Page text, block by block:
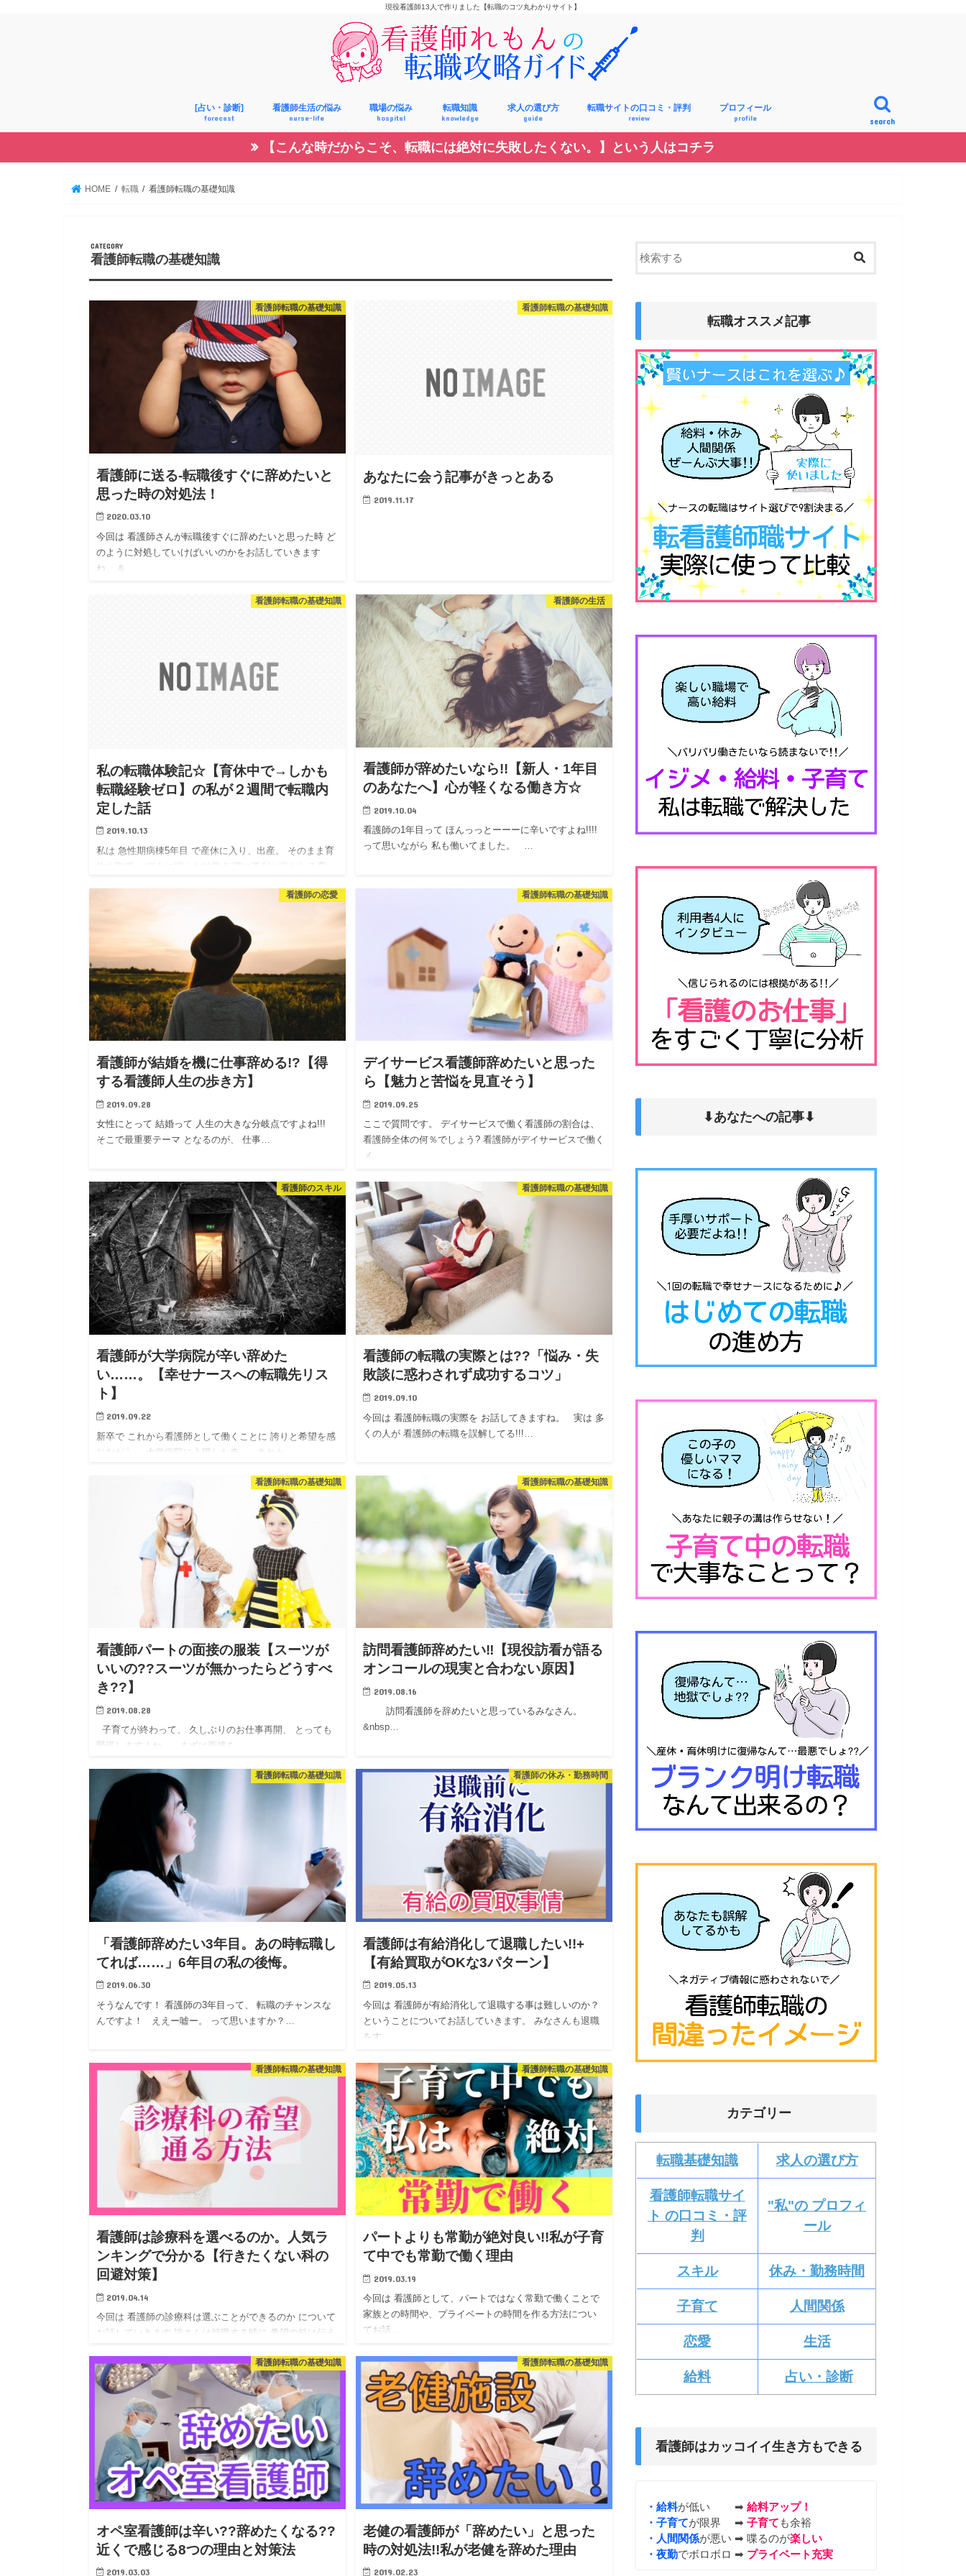
現役看護師13人で作りました【転職のコツ丸わかりサイト】
search
[占い・診断]
forecast
看護師生活の悩み
nurse-life
子育て
生活
恋愛
職場の悩み
hospital
給料
対人関係
休み・勤務時間
スキル
転職知識
knowledge
求人の選び方
guide
転職サイトの口コミ・評判
review
プロフィール
profile
【こんな時だからこそ、転職には絶対に失敗したくない。】という人はコチラ
HOME 転職 看護師転職の基礎知識
看護師転職の基礎知識
看護師転職の基礎知識
看護師に送る-転職後すぐに辞めたいと
思った時の対処法！
2020.03.10
今回は 看護師さんが転職後すぐに辞めたいと思った時 ど
のように対処していけばいいのかをお話していきます
ね。 &…
看護師転職の基礎知識
あなたに会う記事がきっとある
2019.11.17
看護師転職の基礎知識
私の転職体験記☆【育休中で→しかも
転職経験ゼロ】の私が２週間で転職内
定した話
2019.10.13
私は 急性期病棟5年目 で産休に入り、出産。 そのまま育
休を取得。 悩みに悩んだ結果 転職に不利と言われる育
看護師の生活
看護師が辞めたいなら!!【新人・1年目
のあなたへ】心が軽くなる働き方☆
2019.10.04
看護師の1年目って ほんっっとーーーに辛いですよね!!!!
って思いながら 私も働いてました。 …
看護師の恋愛
看護師が結婚を機に仕事辞める!?【得
する看護師人生の歩き方】
2019.09.28
女性にとって 結婚って 人生の大きな分岐点ですよね!!!
そこで最重要テーマ となるのが、 仕事…
看護師転職の基礎知識
デイサービス看護師辞めたいと思った
ら【魅力と苦悩を見直そう】
2019.09.25
ここで質問です。 デイサービスで働く看護師の割合は、
看護師全体の何％でしょう? 看護師がデイサービスで働く
メ…
看護師のスキル
看護師が大学病院が辛い辞めた
い……。【幸せナースへの転職先リス
ト】
2019.09.22
新卒で これから看護師として働くことに 誇りと希望を感
じながら、 大学病院に入職した春。 あれか…
看護師転職の基礎知識
看護師の転職の実際とは??「悩み・失
敗談に惑わされず成功するコツ」
2019.09.10
今回は 看護師転職の実際を お話してきますね。 実は 多
くの人が 看護師の転職を誤解してる!!!…
看護師転職の基礎知識
看護師パートの面接の服装【スーツが
いいの??スーツが無かったらどうすべ
き??】
2019.08.28
子育てが終わって、 久しぶりのお仕事再開、 とっても
緊張しますよね。 まずは面接を…
看護師転職の基礎知識
訪問看護師辞めたい‼︎【現役訪看が語る
オンコールの現実と合わない原因】
2019.08.16
訪問看護師を辞めたいと思っているみなさん。
&nbsp…
看護師転職の基礎知識
「看護師辞めたい3年目。あの時転職し
てれば……」6年目の私の後悔。
2019.06.30
そうなんです！ 看護師の3年目って、 転職のチャンスな
んですよ！ ええー嘘ー。 って思いますか？…
看護師の休み・勤務時間
看護師は有給消化して退職したい!!+
【有給買取がOKな3パターン】
2019.05.13
今回は 看護師が有給消化して退職する事は難しいのか？
ということについてお話していきます。 みなさんも退職
をす…
看護師転職の基礎知識
看護師は診療科を選べるのか。人気ラ
ンキングで分かる【行きたくない科の
回避対策】
2019.04.14
今回は 看護師の診療科は選ぶことができるのか について
お話していきます 皆さんは就職する時に 希望の科は伝え
看護師転職の基礎知識
パートよりも常勤が絶対良い!!私が子育
て中でも常勤で働く理由
2019.03.19
今回は 看護師として、パートではなく常勤で働くことで
家族との時間や、プライベートの時間を作る方法につい
てお話…
看護師転職の基礎知識
オペ室看護師は辛い??辞めたくなる??
近くで感じる8つの理由と対策法
2019.03.03
看護師転職の基礎知識
老健の看護師が「辞めたい」と思った
時の対処法!!私が老健を辞めた理由
2019.02.23
転職オススメ記事
⬇︎あなたへの記事⬇︎
カテゴリー
転職基礎知識 求人の選び方
看護師転職サイ
ト の口コミ・評
判
"私"の プロフィ
ール
スキル 休み・勤務時間
子育て 人間関係
恋愛 生活
給料 占い・診断
看護師はカッコイイ生き方もできる
・給料が低い ➡︎給料アップ！
・子育てが限界 ➡︎子育て も余裕
・人間関係が悪い ➡︎ 喋るのが楽しい
・夜勤でボロボロ ➡︎ プライベート充実